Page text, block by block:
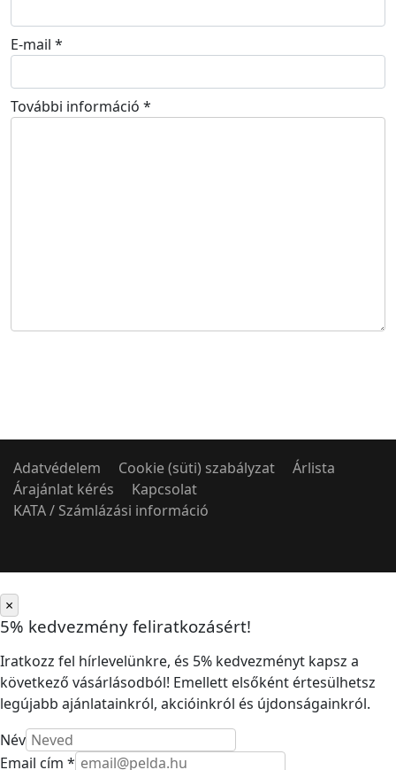
E-mail *
További információ *
Adatvédelem Cookie (süti) szabályzat
Árlista
Árajánlat kérés
Kapcsolat
KATA / Számlázási információ
×
5% kedvezmény feliratkozásért!
Iratkozz fel hírlevelünkre, és 5% kedvezményt kapsz a
következő vásárlásodból! Emellett elsőként értesülhetsz
legújabb ajánlatainkról, akcióinkról és újdonságainkról.
Név
Email cím *